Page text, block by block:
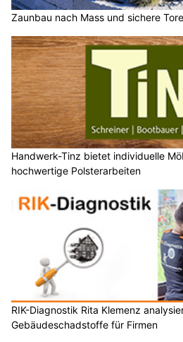
Zaunbau nach Mass und sichere
Handwerk-Tinz bietet individuelle
hochwertige Polsterarbeiten
RIK-Diagnostik Rita Klemenz
Gebäudeschadstoffe für Firmen